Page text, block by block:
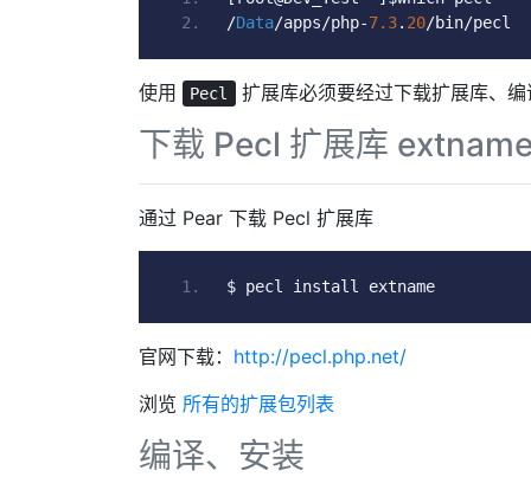
/Data/apps/php-7.3. 20/bin/pecl
使用 Pecl 扩展库必须要经过下载扩展库、
下载 Pecl 扩展库 extname
通过 Pear 下载 Pecl 扩展库
$ pecl install extname
官网下载： http://pecl.php.net/
浏览 所有的扩展包列表
编译、安装